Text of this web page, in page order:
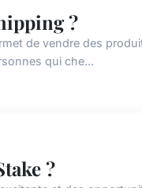
?
de vendre des
qui che...
?